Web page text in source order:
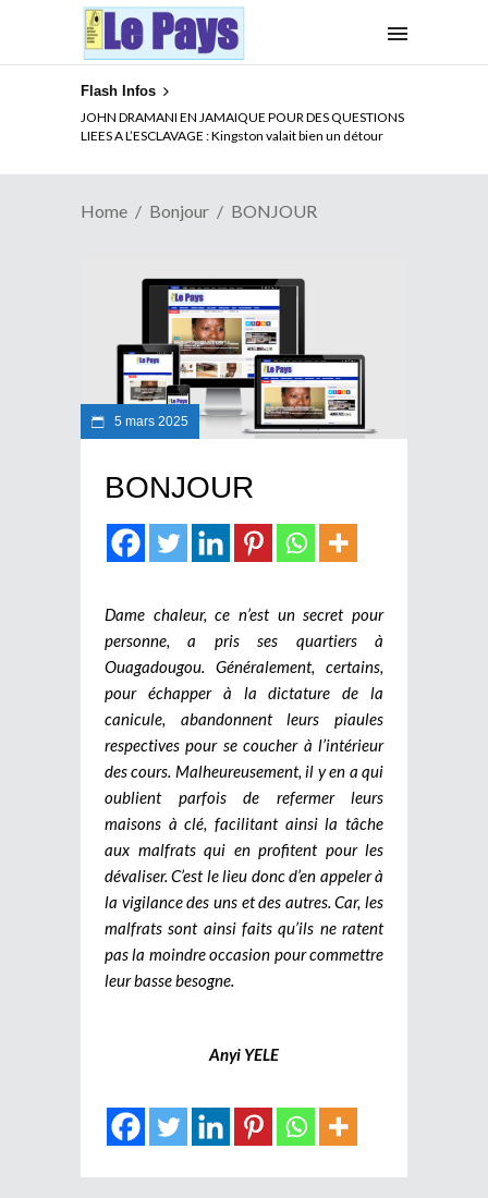
Flash Infos
JOHN DRAMANI EN JAMAIQUE POUR DES QUESTIONS
LIEES A L’ESCLAVAGE : Kingston valait bien un détour
Home Bonjour BONJOUR
5 mars 2025
BONJOUR
Dame chaleur, ce n’est un secret pour
personne, a pris ses quartiers à
Ouagadougou. Généralement, certains,
pour échapper à la dictature de la
canicule, abandonnent leurs piaules
respectives pour se coucher à l’intérieur
des cours. Malheureusement, il y en a qui
oublient parfois de refermer leurs
maisons à clé, facilitant ainsi la tâche
aux malfrats qui en profitent pour les
dévaliser. C’est le lieu donc d’en appeler à
la vigilance des uns et des autres. Car, les
malfrats sont ainsi faits qu’ils ne ratent
pas la moindre occasion pour commettre
leur basse besogne.
Anyi YELE